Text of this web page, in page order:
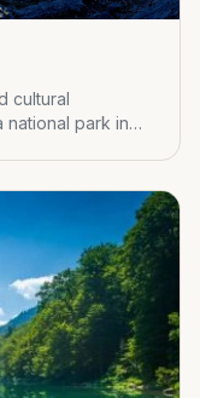
cultural
national park in